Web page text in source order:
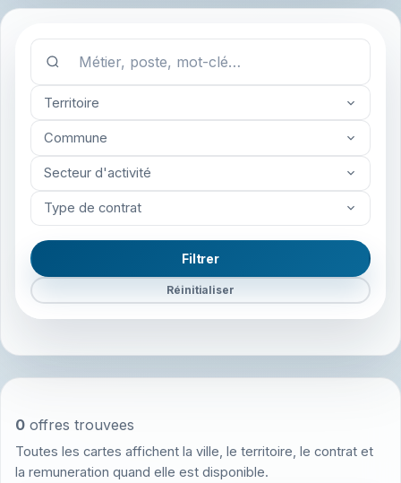
Territoire
Commune
Secteur d'activité
Type de contrat
Filtrer
Réinitialiser
0 offres trouvees
Toutes les cartes affichent la ville, le territoire, le contrat et
la remuneration quand elle est disponible.